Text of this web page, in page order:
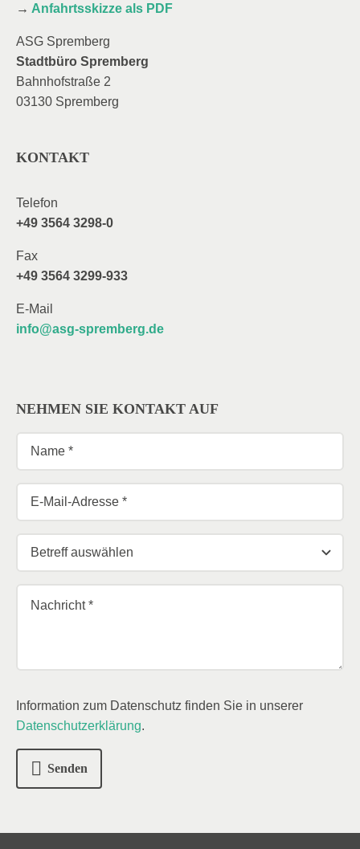
→ Anfahrtsskizze als PDF
ASG Spremberg
Stadtbüro Spremberg
Bahnhofstraße 2
03130 Spremberg
KONTAKT
Telefon
+49 3564 3298-0
Fax
+49 3564 3299-933
E-Mail
info@asg-spremberg.de
NEHMEN SIE KONTAKT AUF
Information zum Datenschutz finden Sie in unserer
Datenschutzerklärung.
Senden